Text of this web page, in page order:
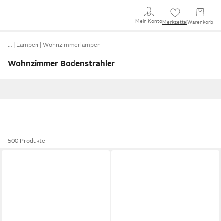
Mein KontoMerkzettel Warenkorb
… Lampen Wohnzimmerlampen
Wohnzimmer Bodenstrahler
500 Produkte